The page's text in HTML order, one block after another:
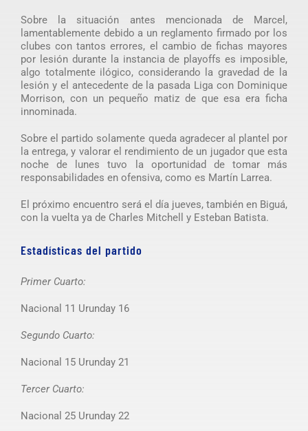
Sobre la situación antes mencionada de Marcel,
lamentablemente debido a un reglamento firmado por los
clubes con tantos errores, el cambio de fichas mayores
por lesión durante la instancia de playoffs es imposible,
algo totalmente ilógico, considerando la gravedad de la
lesión y el antecedente de la pasada Liga con Dominique
Morrison, con un pequeño matiz de que esa era ficha
innominada.
Sobre el partido solamente queda agradecer al plantel por
la entrega, y valorar el rendimiento de un jugador que esta
noche de lunes tuvo la oportunidad de tomar más
responsabilidades en ofensiva, como es Martín Larrea.
El próximo encuentro será el día jueves, también en Biguá,
con la vuelta ya de Charles Mitchell y Esteban Batista.
Estadísticas del partido
Primer Cuarto:
Nacional 11 Urunday 16
Segundo Cuarto:
Nacional 15 Urunday 21
Tercer Cuarto:
Nacional 25 Urunday 22